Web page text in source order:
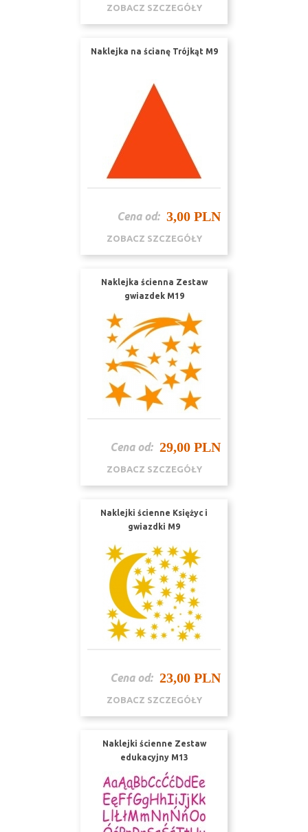
ZOBACZ SZCZEGÓŁY
Naklejka na ścianę Trójkąt M9
Cena od: 3,00 PLN
ZOBACZ SZCZEGÓŁY
Naklejka ścienna Zestaw
gwiazdek M19
Cena od: 29,00 PLN
ZOBACZ SZCZEGÓŁY
Naklejki ścienne Księżyc i
gwiazdki M9
Cena od: 23,00 PLN
ZOBACZ SZCZEGÓŁY
Naklejki ścienne Zestaw
edukacyjny M13